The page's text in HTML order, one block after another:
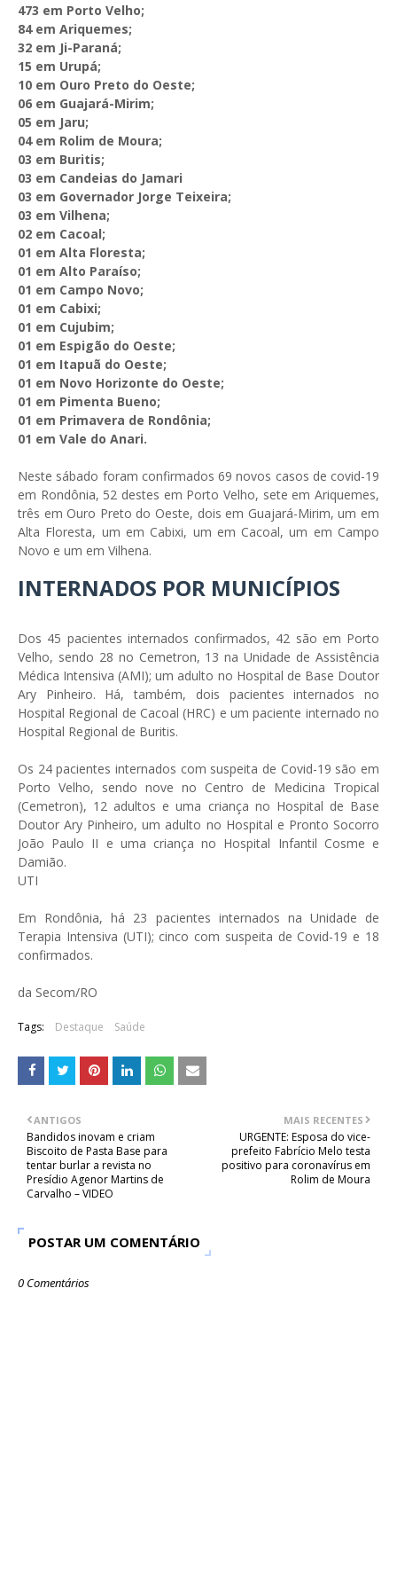
473 em Porto Velho;
84 em Ariquemes;
32 em Ji-Paraná;
15 em Urupá;
10 em Ouro Preto do Oeste;
06 em Guajará-Mirim;
05 em Jaru;
04 em Rolim de Moura;
03 em Buritis;
03 em Candeias do Jamari
03 em Governador Jorge Teixeira;
03 em Vilhena;
02 em Cacoal;
01 em Alta Floresta;
01 em Alto Paraíso;
01 em Campo Novo;
01 em Cabixi;
01 em Cujubim;
01 em Espigão do Oeste;
01 em Itapuã do Oeste;
01 em Novo Horizonte do Oeste;
01 em Pimenta Bueno;
01 em Primavera de Rondônia;
01 em Vale do Anari.
Neste sábado foram confirmados 69 novos casos de covid-19
em Rondônia, 52 destes em Porto Velho, sete em Ariquemes,
três em Ouro Preto do Oeste, dois em Guajará-Mirim, um em
Alta Floresta, um em Cabixi, um em Cacoal, um em Campo
Novo e um em Vilhena.
INTERNADOS POR MUNICÍPIOS
Dos 45 pacientes internados confirmados, 42 são em Porto
Velho, sendo 28 no Cemetron, 13 na Unidade de Assistência
Médica Intensiva (AMI); um adulto no Hospital de Base Doutor
Ary Pinheiro. Há, também, dois pacientes internados no
Hospital Regional de Cacoal (HRC) e um paciente internado no
Hospital Regional de Buritis.
Os 24 pacientes internados com suspeita de Covid-19 são em
Porto Velho, sendo nove no Centro de Medicina Tropical
(Cemetron), 12 adultos e uma criança no Hospital de Base
Doutor Ary Pinheiro, um adulto no Hospital e Pronto Socorro
João Paulo II e uma criança no Hospital Infantil Cosme e
Damião.
UTI
Em Rondônia, há 23 pacientes internados na Unidade de
Terapia Intensiva (UTI); cinco com suspeita de Covid-19 e 18
confirmados.
da Secom/RO
Tags: Destaque Saúde
MAIS RECENTES
URGENTE: Esposa do vice-
prefeito Fabrício Melo testa
positivo para coronavírus em
Rolim de Moura
ANTIGOS
Bandidos inovam e criam
Biscoito de Pasta Base para
tentar burlar a revista no
Presídio Agenor Martins de
Carvalho – VIDEO
POSTAR UM COMENTÁRIO
0 Comentários